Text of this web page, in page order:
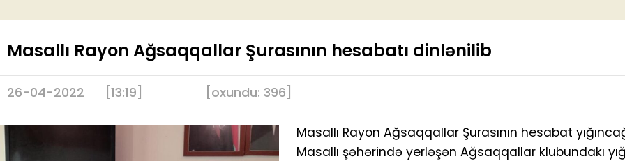
Masallı Rayon Ağsaqqallar Şurasının hesabatı dinlənilib
26-04-2022 [13:19] [oxundu: 396]
Masallı Rayon Ağsaqqallar Şurasının hesabat
Masallı şəhərində yerləşən Ağsaqqallar klubundakı